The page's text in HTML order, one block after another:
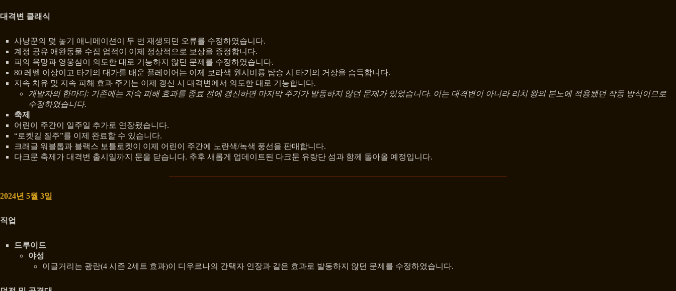
대격변 클래식
사냥꾼의 덫 놓기 애니메이션이 두 번 재생되던 오류를 수정하였습니다.
계정 공유 애완동물 수집 업적이 이제 정상적으로 보상을 증정합니다.
피의 욕망과 영웅심이 의도한 대로 기능하지 않던 문제를 수정하였습니다.
80 레벨 이상이고 타기의 대가를 배운 플레이어는 이제 보라색 원시비룡 탑승 시 타기의 거장을 습득합니다.
지속 치유 및 지속 피해 효과 주기는 이제 갱신 시 대격변에서 의도한 대로 기능합니다.
개발자의 한마디: 기존에는 지속 피해 효과를 종료 전에 갱신하면 마지막 주기가 발동하지 않던 문제가 있었습니다. 이는 대격변이 아니라 리치 왕의 분노에 적용됐던 작동 방식이므로
수정하였습니다.
축제
어린이 주간이 일주일 추가로 연장됐습니다.
“로켓길 질주”를 이제 완료할 수 있습니다.
크래글 워블톱과 블랙스 보틀로켓이 이제 어린이 주간에 노란색/녹색 풍선을 판매합니다.
다크문 축제가 대격변 출시일까지 문을 닫습니다. 추후 새롭게 업데이트된 다크문 유랑단 섬과 함께 돌아올 예정입니다.
2024년 5월 3일
직업
드루이드
야성
이글거리는 광란(4 시즌 2세트 효과)이 디우르나의 간택자 인장과 같은 효과로 발동하지 않던 문제를 수정하였습니다.